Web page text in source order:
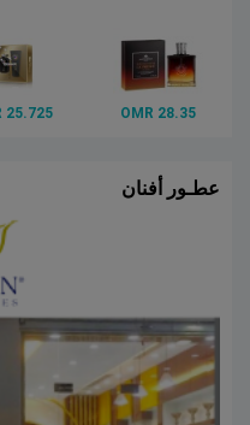
28.35 OMR
25.725 OMR
عطـور أفنان